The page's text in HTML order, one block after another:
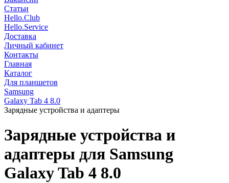
Статьи
Hello.Club
Hello.Service
Доставка
Личный кабинет
Контакты
Главная
Каталог
Для планшетов
Samsung
Galaxy Tab 4 8.0
Зарядные устройства и адаптеры
Зарядные устройства и
адаптеры для Samsung
Galaxy Tab 4 8.0